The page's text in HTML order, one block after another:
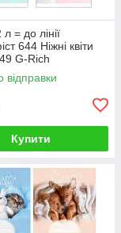
= до лінії
644 Ніжні квіти
G-Rich
відправки
Купити